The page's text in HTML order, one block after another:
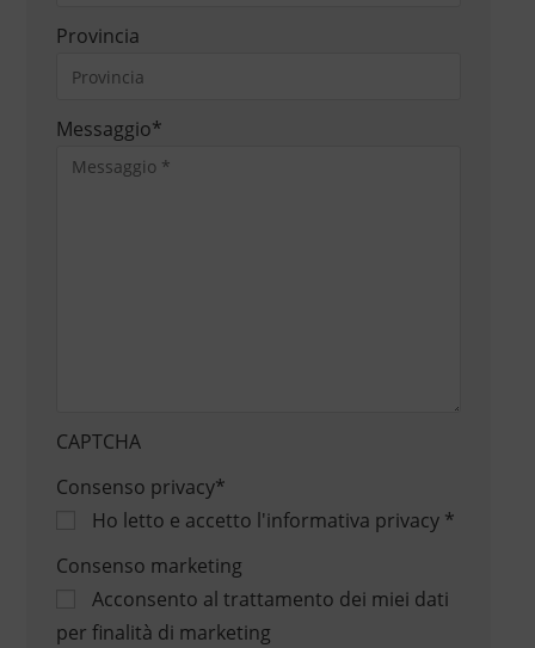
Provincia
Messaggio*
CAPTCHA
Consenso privacy*
Ho letto e accetto l'informativa privacy*
Consenso marketing
Acconsento al trattamento dei miei dati
per finalità di marketing